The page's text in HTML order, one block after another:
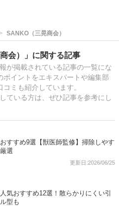
SANKO（三晃商会）
会）」に関する記事
が掲載されている記事の一覧にな
ポイントをエキスパートや編集部
ミも紹介しています。
ている方は、ぜひ記事を参考にし
すすめ9選【獣医師監修】掃除しやす
選
更新日:2026/06/25
気おすすめ12選！散らかりにくい引
型も